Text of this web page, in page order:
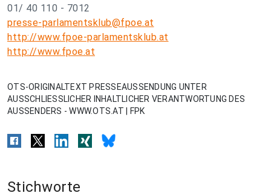
01/ 40 110 - 7012
presse-parlamentsklub@fpoe.at
http://www.fpoe-parlamentsklub.at
http://www.fpoe.at
OTS-ORIGINALTEXT PRESSEAUSSENDUNG UNTER
AUSSCHLIESSLICHER INHALTLICHER VERANTWORTUNG DES
AUSSENDERS - WWW.OTS.AT | FPK
Stichworte